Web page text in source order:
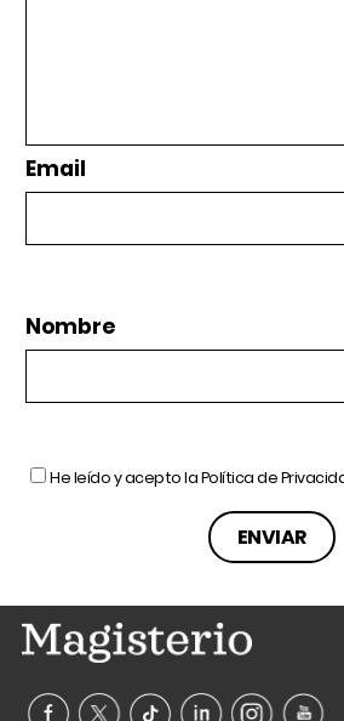
Email
Nombre
He leído y acepto laPolítica de